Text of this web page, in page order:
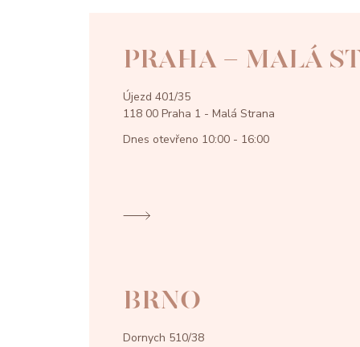
PRAHA - MALÁ
Újezd 401/35
118 00 Praha 1 - Malá Strana
Dnes otevřeno 10:00 - 16:00
BRNO
Dornych 510/38